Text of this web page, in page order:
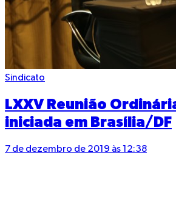
Sindicato
LXXV Reunião
iniciada em Brasília/DF
7 de dezembro de 2019 às 12:38